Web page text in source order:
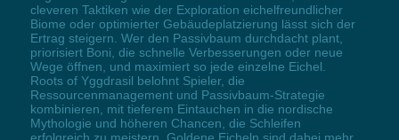
cleveren Taktiken wie der Exploration eichelfreundlicher
Biome oder optimierter Gebäudeplatzierung lässt sich der
Ertrag steigern. Wer den Passivbaum durchdacht plant,
priorisiert Boni, die schnelle Verbesserungen oder neue
Wege öffnen, und maximiert so jede einzelne Eichel.
Roots of Yggdrasil belohnt Spieler, die
Ressourcenmanagement und Passivbaum-Strategie
kombinieren, mit tieferem Eintauchen in die nordische
Mythologie und höheren Chancen, die Schleifen